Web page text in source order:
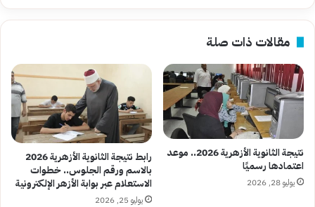
مقالات ذات صلة
نتيجة الثانوية الأزهرية 2026.. موعد
اعتمادها رسميًا
يوليو 28, 2026
رابط نتيجة الثانوية الأزهرية 2026
بالاسم ورقم الجلوس.. خطوات
الاستعلام عبر بوابة الأزهر الإلكترونية
يوليو 25, 2026